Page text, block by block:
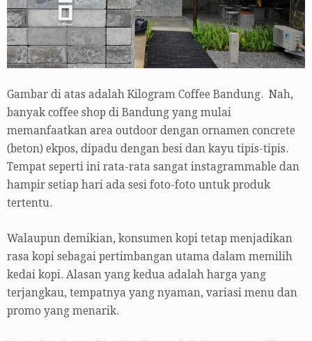
Gambar di atas adalah Kilogram Coffee Bandung. Nah,
banyak coffee shop di Bandung yang mulai
memanfaatkan area outdoor dengan ornamen concrete
(beton) ekpos, dipadu dengan besi dan kayu tipis-tipis.
Tempat seperti ini rata-rata sangat instagrammable dan
hampir setiap hari ada sesi foto-foto untuk produk
tertentu.
Walaupun demikian, konsumen kopi tetap menjadikan
rasa kopi sebagai pertimbangan utama dalam memilih
kedai kopi. Alasan yang kedua adalah harga yang
terjangkau, tempatnya yang nyaman, variasi menu dan
promo yang menarik.